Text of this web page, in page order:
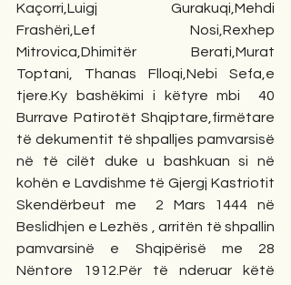
Kaçorri,Luigj Gurakuqi,Mehdi
Frashëri,Lef Nosi,Rexhep
Mitrovica,Dhimitër Berati,Murat
Toptani, Thanas Flloqi,Nebi Sefa,e
tjere.Ky bashëkimi i këtyre mbi  40
Burrave Patirotët Shqiptare,firmëtare
të dekumentit të shpalljes pamvarsisë
në të cilët duke u bashkuan si në
kohën e Lavdishme të Gjergj Kastriotit
Skendërbeut me  2 Mars 1444 në
Beslidhjen e Lezhës , arritën të shpallin
pamvarsinë e Shqipërisë me 28
Nëntore 1912.Për të nderuar këtë